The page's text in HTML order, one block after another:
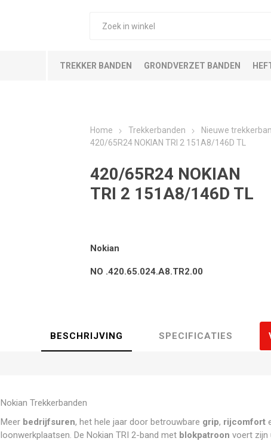
TREKKER BANDEN GRONDVERZET BANDEN
Home Trekkerbanden
Nieuwe
420/65R24 NOKIAN TRI 2 151A8/146D TL
420/65R24 NOKIAN
TRI 2 151A8/146D TL
Nokian
NO .420.65.024.A8.TR2.00
BESCHRIJVING SPECIFICATIES
Nokian Trekkerbanden
Meer bedrijfsuren, het hele jaar door betrouwbare grip, rijcomfort
loonwerkplaatsen. De Nokian TRI 2-band met blokpatroon voert zijn